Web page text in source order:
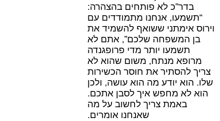
בדר”כ לא פותחים בהצהרה:
“תשמעו, אנחנו מתמודדים עם
וירוס אימתני ששואף להשמיד את
בן המשפחה שלכם”, אתם לא
תשמעו יותר מדי פרופגנדה
מרופא מנתח, משום שהוא לא
צריך להסתיר את חוסר הכשירות
שלו. הוא יודע מה הוא עושה, ולכן
הוא לא מחפש איך לסבן אתכם.
באמת צריך לחשוב על מה
שאנחנו אומרים.